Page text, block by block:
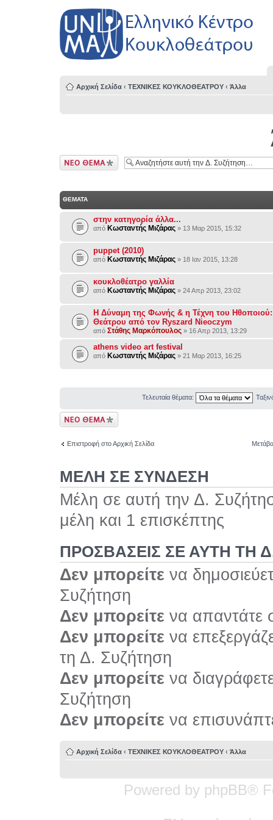
Αρχική Σελίδα ‹ ΤΕΧΝΙΚΕΣ ΚΟΥΚΛΟΘΕΑΤΡΟΥ ‹ Άλλα
Δημιουργία νέου
θέματος
ΘΕΜΑΤΑ
στην κατηγορία άλλα...
από Κωσταντής Μιζάρας » 13 Μαρ 2015, 15:32
puppet (2010)
από Κωσταντής Μιζάρας » 18 Ιαν 2015, 13:28
κουκλοθέατρο γαλλία
από Κωσταντής Μιζάρας » 24 Απρ 2013, 23:02
Η Δύναμη της Φωνής & η Τέχνη του Ηθοποιού:
Θεάτρου από τον Ryszard Nieoczym
από Στάθης Μαρκόπουλος » 16 Απρ 2013, 13:29
athens video art festival
από Κωσταντής Μιζάρας » 21 Μαρ 2013, 16:25
Τελευταία θέματα:
Δημιουργία νέου
θέματος
Επιστροφή στο Αρχική Σελίδα
ΜΕΛΗ ΣΕ ΣΥΝΔΕΣΗ
Μέλη σε αυτή την Δ.
μέλη και 1 επισκέπτης
ΠΡΟΣΒΆΣΕΙΣ ΣΕ ΑΥΤΉ ΤΗ
Δεν μπορείτε να
Συζήτηση
Δεν μπορείτε να απαντάτε
Δεν μπορείτε να
τη Δ. Συζήτηση
Δεν μπορείτε να
Συζήτηση
Δεν μπορείτε να
Αρχική Σελίδα ‹ ΤΕΧΝΙΚΕΣ ΚΟΥΚΛΟΘΕΑΤΡΟΥ ‹ Άλλα
Powered by phpBB®